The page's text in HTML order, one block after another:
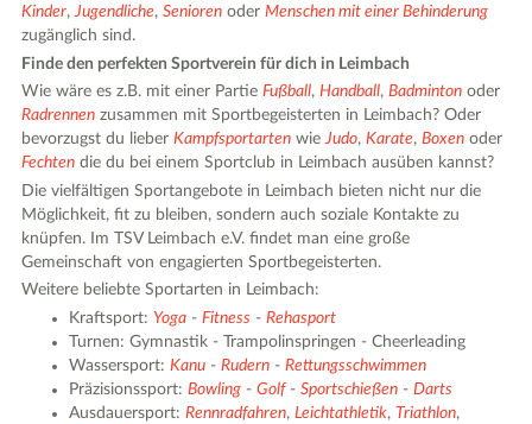
Kinder,Jugendliche,Senioren oderMenschen mit einer Behinderung
zugänglich sind.
Finde den perfekten Sportverein für dich in Leimbach
Wie wäre es z.B. mit einer PartieFußball,Handball,Badminton oder
Radrennen zusammen mit Sportbegeisterten in Leimbach? Oder
bevorzugst du lieberKampfsportarten wieJudo,Karate,Boxen oder
Fechten die du bei einem Sportclub in Leimbach ausüben kannst?
Die vielfältigen Sportangebote in Leimbach bieten nicht nur die
Möglichkeit, fit zu bleiben, sondern auch soziale Kontakte zu
knüpfen. Im TSV Leimbach e.V. findet man eine große
Gemeinschaft von engagierten Sportbegeisterten.
Weitere beliebte Sportarten in Leimbach:
Kraftsport: Yoga -Fitness -Rehasport
Turnen: Gymnastik - Trampolinspringen - Cheerleading
Wassersport:Kanu -Rudern -Rettungsschwimmen
Präzisionssport:Bowling -Golf-Sportschießen -Darts
Ausdauersport:Rennradfahren,Leichtathletik,Triathlon,